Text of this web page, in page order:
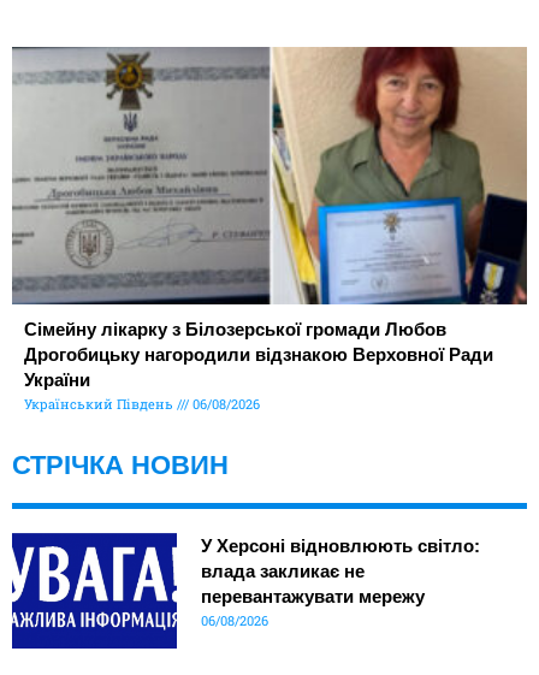
Сімейну лікарку з Білозерської громади Любов
Дрогобицьку нагородили відзнакою Верховної Ради
України
Український Південь 06/08/2026
СТРІЧКА НОВИН
У Херсоні відновлюють світло:
влада закликає не
перевантажувати мережу
06/08/2026